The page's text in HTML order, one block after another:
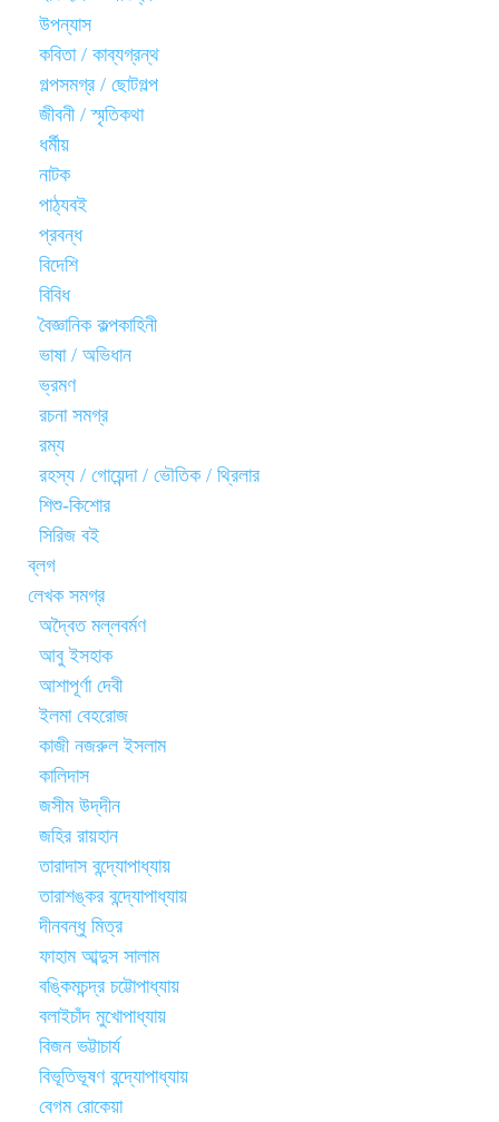
উপন্যাস
কবিতা / কাব্যগ্রন্থ
গল্পসমগ্র / ছোটগল্প
জীবনী / স্মৃতিকথা
ধর্মীয়
নাটক
পাঠ্যবই
প্রবন্ধ
বিদেশি
বিবিধ
বৈজ্ঞানিক কল্পকাহিনী
ভাষা / অভিধান
ভ্রমণ
রচনা সমগ্র
রম্য
রহস্য / গোয়েন্দা / ভৌতিক / থ্রিলার
শিশু-কিশোর
সিরিজ বই
ব্লগ
লেখক সমগ্র
অদ্বৈত মল্লবর্মণ
আবু ইসহাক
আশাপূর্ণা দেবী
ইলমা বেহরোজ
কাজী নজরুল ইসলাম
কালিদাস
জসীম উদ্‌দীন
জহির রায়হান
তারাদাস বন্দ্যোপাধ্যায়
তারাশঙ্কর বন্দ্যোপাধ্যায়
দীনবন্ধু মিত্র
ফাহাম আব্দুস সালাম
বঙ্কিমচন্দ্র চট্টোপাধ্যায়
বলাইচাঁদ মুখোপাধ্যায়
বিজন ভট্টাচার্য
বিভূতিভূষণ বন্দ্যোপাধ্যায়
বেগম রোকেয়া